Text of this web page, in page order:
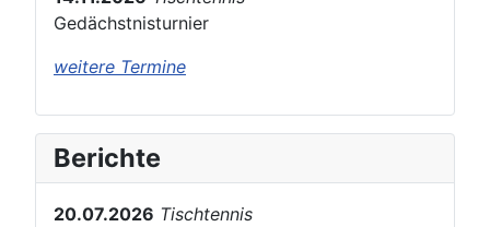
Gedächstnisturnier
weitere Termine
Berichte
20.07.2026 Tischtennis